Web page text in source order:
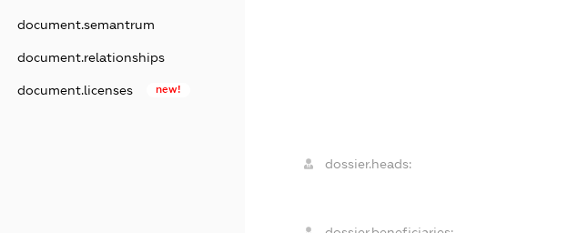
document.semantrum
document.relationships
document.licenses new!
dossier.heads: